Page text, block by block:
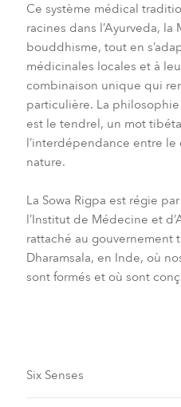
Ce système médical
racines dans l’Ayurveda,
bouddhisme, tout en
médicinales locales et à
combinaison unique qui
particulière. La
est le tendrel, un mot
l’interdépendance entre le
nature.
La Sowa Rigpa est régie
l’Institut de Médecine et
rattaché au gouvernement
Dharamsala, en Inde, où
sont formés et où sont
Six Senses